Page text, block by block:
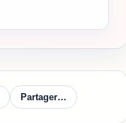
Partager…